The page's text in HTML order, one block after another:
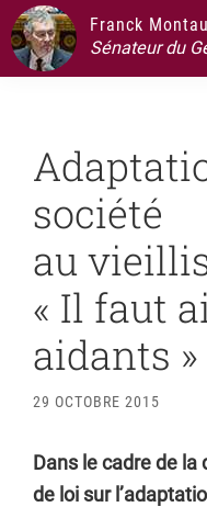
Passer
au
contenu
Passer
la
principale
Passer
au
pied
Franck
Sénateur du
société
au
« Il faut
aidants »
29 OCTOBRE 2015
Dans le cadre de
de loi sur